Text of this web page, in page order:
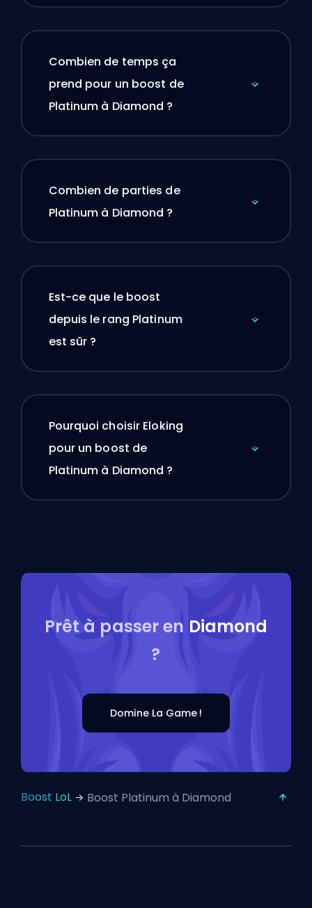
Combien de temps ça
prend pour un boost de
Platinum à Diamond ?
Combien de parties de
Platinum à Diamond ?
Est-ce que le boost
depuis le rang Platinum
est sûr ?
Pourquoi choisir Eloking
pour un boost de
Platinum à Diamond ?
Prêt à passer en Diamond
?
Domine La Game !
Boost LoL Boost Platinum à Diamond